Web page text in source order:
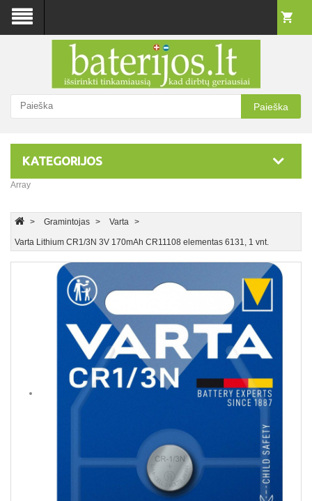
Paieška
KATEGORIJOS
Array
Gramintojas Varta
Varta Lithium CR1/3N 3V 170mAh CR11108 elementas 6131, 1 vnt.